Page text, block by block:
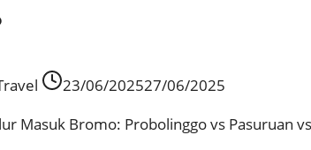
23/06/202527/06/2025
Masuk Bromo: Probolinggo vs